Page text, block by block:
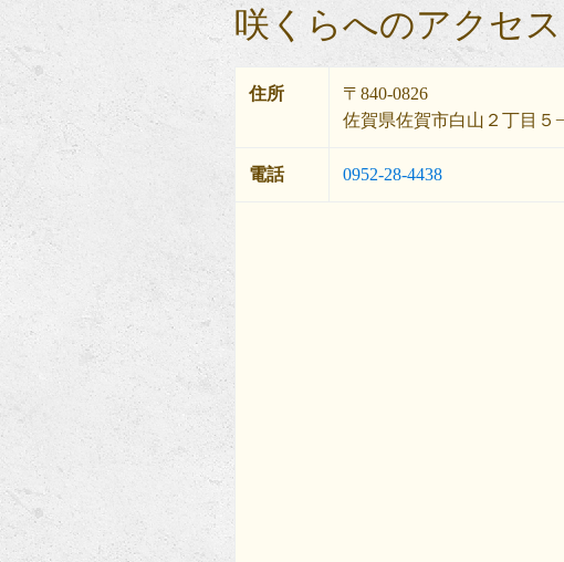
咲くらへのアクセス
住所
〒840-0826
佐賀県佐賀市白山２丁目５
電話 0952-28-4438